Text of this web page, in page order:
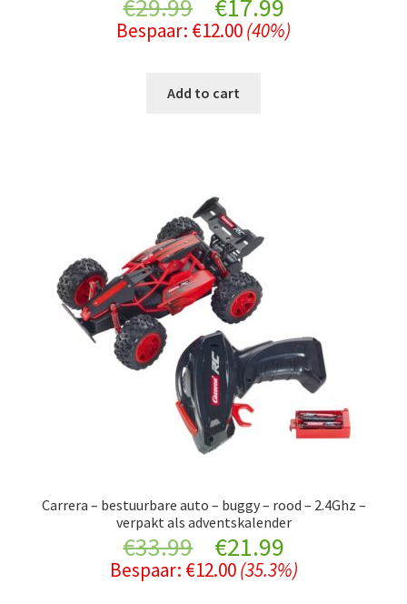
€29.99
price
was:
€17.99
price
Bespaar: €12.00(40%)
Add to cart
Carrera – bestuurbare auto – buggy – rood – 2.4Ghz –
verpakt als adventskalender
€33.99
Original
price
€21.99Current
price
Bespaar: €12.00 (35.3%)